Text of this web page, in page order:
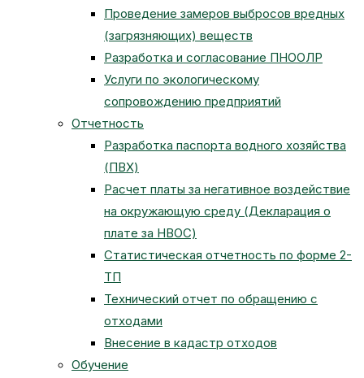
Проведение замеров выбросов вредных
(загрязняющих) веществ
Разработка и согласование ПНООЛР
Услуги по экологическому
сопровождению предприятий
Отчетность
Разработка паспорта водного хозяйства
(ПВХ)
Расчет платы за негативное воздействие
на окружающую среду (Декларация о
плате за НВОС)
Статистическая отчетность по форме 2-
ТП
Технический отчет по обращению с
отходами
Внесение в кадастр отходов
Обучение